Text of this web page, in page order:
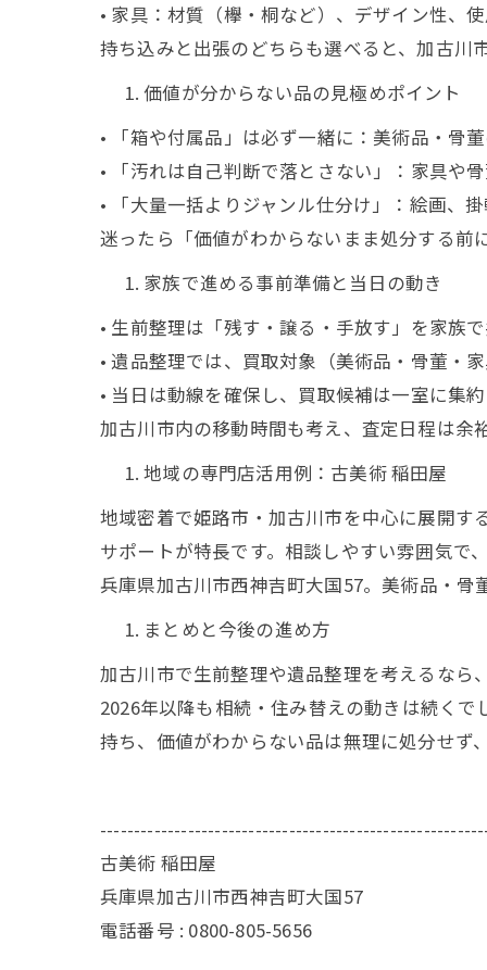
• 家具：材質（欅・桐など）、デザイン性、
持ち込みと出張のどちらも選べると、加古川
価値が分からない品の見極めポイント
• 「箱や付属品」は必ず一緒に：美術品・骨
• 「汚れは自己判断で落とさない」：家具や
• 「大量一括よりジャンル仕分け」：絵画、
迷ったら「価値がわからないまま処分する前
家族で進める事前準備と当日の動き
• 生前整理は「残す・譲る・手放す」を家族
• 遺品整理では、買取対象（美術品・骨董・
• 当日は動線を確保し、買取候補は一室に集約
加古川市内の移動時間も考え、査定日程は余
地域の専門店活用例：古美術 稲田屋
地域密着で姫路市・加古川市を中心に展開す
サポートが特長です。相談しやすい雰囲気で
兵庫県加古川市西神吉町大国57。美術品・骨
まとめと今後の進め方
加古川市で生前整理や遺品整理を考えるなら
2026年以降も相続・住み替えの動きは続く
持ち、価値がわからない品は無理に処分せず
古美術 稲田屋
兵庫県加古川市西神吉町大国57
電話番号 : 0800-805-5656